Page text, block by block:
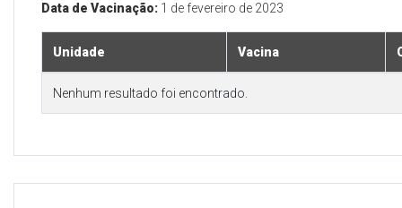
Data de Vacinação: 1 de fevereiro de 2023
Unidade Vacina
Nenhum resultado foi encontrado.